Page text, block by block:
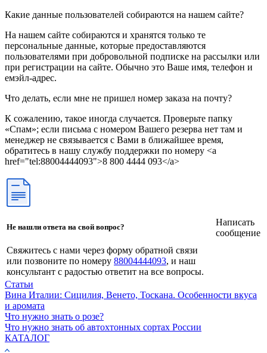
Какие данные пользователей собираются на нашем сайте?
На нашем сайте собираются и хранятся только те
персональные данные, которые предоставляются
пользователями при добровольной подписке на рассылки или
при регистрации на сайте. Обычно это Ваше имя, телефон и
емэйл-адрес.
Что делать, если мне не пришел номер заказа на почту?
К сожалению, такое иногда случается. Проверьте папку
«Спам»; если письма с номером Вашего резерва нет там и
менеджер не связывается с Вами в ближайшее время,
обратитесь в нашу службу поддержки по номеру <a
href="tel:88004444093">8 800 4444 093</a>
Не нашли ответа на свой вопрос?
Свяжитесь с нами через форму обратной связи
или позвоните по номеру 88004444093, и наш
консультант с радостью ответит на все вопросы.
Написать
сообщение
Статьи
Вина Италии: Сицилия, Венето, Тоскана. Особенности вкуса
и аромата
Что нужно знать о розе?
Что нужно знать об автохтонных сортах России
КАТАЛОГ